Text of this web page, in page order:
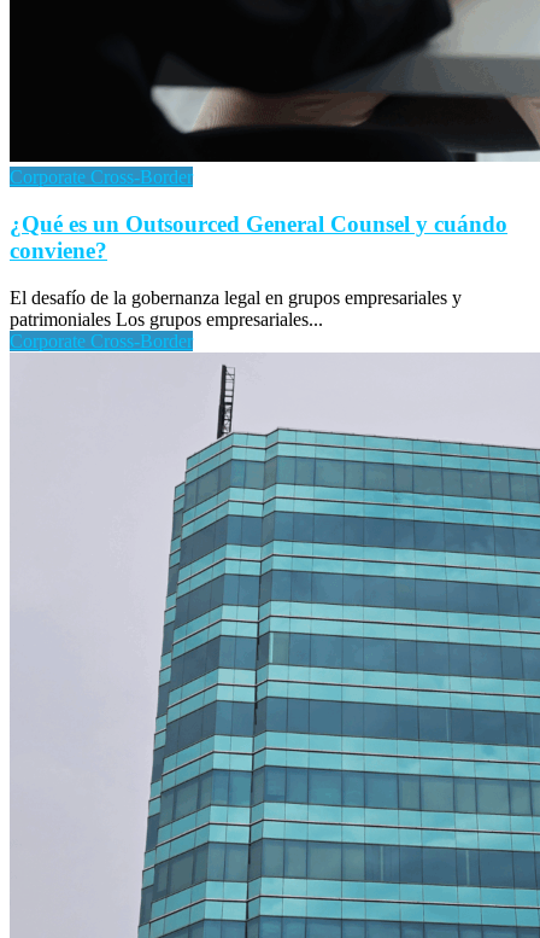
Corporate Cross-Border
¿Qué es un Outsourced General Counsel y cuándo
conviene?
El desafío de la gobernanza legal en grupos empresariales y
patrimoniales Los grupos empresariales...
Corporate Cross-Border